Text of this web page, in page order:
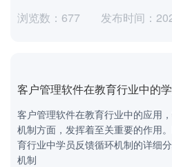
浏览数：677 发布时间：
客户管理软件在教育行业中的
客户管理软件在教育行业中的应用
机制方面，发挥着至关重要的作用
育行业中学员反馈循环机制的详细
机制